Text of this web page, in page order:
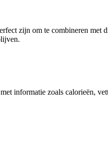
zijn om te combineren
informatie zoals calorieën,